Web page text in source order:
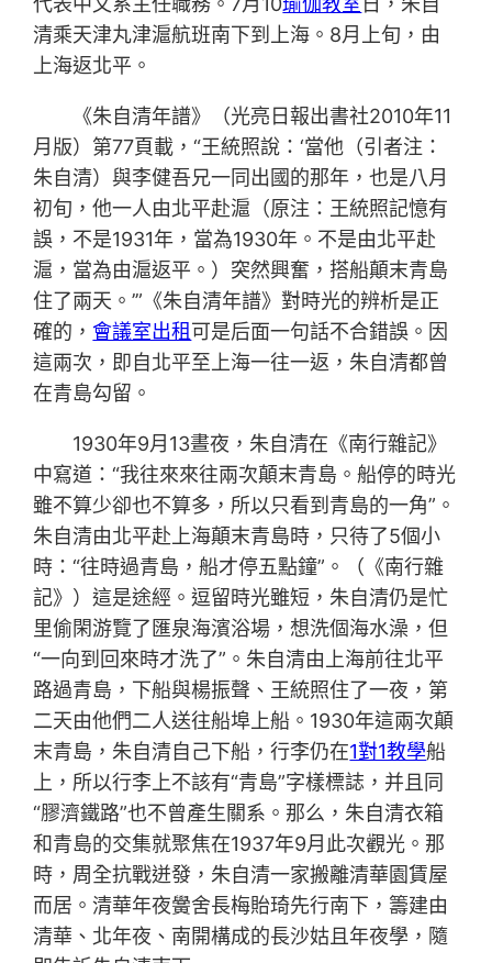
清乘天津丸津滬航班南下到上海。8月上旬，由
上海返北平。
《朱自清年譜》（光亮日報出書社2010年11
月版）第77頁載，“王統照說：‘當他（引者注：
朱自清）與李健吾兄一同出國的那年，也是八月
初旬，他一人由北平赴滬（原注：王統照記憶有
誤，不是1931年，當為1930年。不是由北平赴
滬，當為由滬返平。）突然興奮，搭船顛末青島
住了兩天。’”《朱自清年譜》對時光的辨析是正
確的，會議室出租可是后面一句話不合錯誤。因
這兩次，即自北平至上海一往一返，朱自清都曾
在青島勾留。
1930年9月13晝夜，朱自清在《南行雜記》
中寫道：“我往來來往兩次顛末青島。船停的時光
雖不算少卻也不算多，所以只看到青島的一角”。
朱自清由北平赴上海顛末青島時，只待了5個小
時：“往時過青島，船才停五點鐘”。（《南行雜
記》）這是途經。逗留時光雖短，朱自清仍是忙
里偷閑游覽了匯泉海濱浴場，想洗個海水澡，但
“一向到回來時才洗了”。朱自清由上海前往北平
路過青島，下船與楊振聲、王統照住了一夜，第
二天由他們二人送往船埠上船。1930年這兩次顛
末青島，朱自清自己下船，行李仍在1對1教學船
上，所以行李上不該有“青島”字樣標誌，并且同
“膠濟鐵路”也不曾產生關系。那么，朱自清衣箱
和青島的交集就聚焦在1937年9月此次觀光。那
時，周全抗戰迸發，朱自清一家搬離清華園賃屋
而居。清華年夜黌舍長梅貽琦先行南下，籌建由
清華、北年夜、南開構成的長沙姑且年夜學，隨